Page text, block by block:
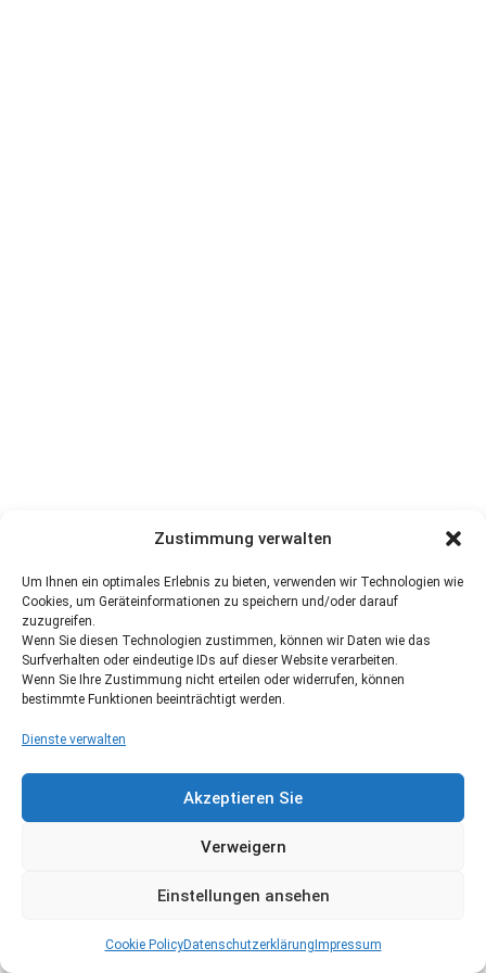
Zustimmung verwalten
Um Ihnen ein optimales Erlebnis zu bieten, verwenden wir Technologien wie
Cookies, um Geräteinformationen zu speichern und/oder darauf
zuzugreifen.
Wenn Sie diesen Technologien zustimmen, können wir Daten wie das
Surfverhalten oder eindeutige IDs auf dieser Website verarbeiten.
Wenn Sie Ihre Zustimmung nicht erteilen oder widerrufen, können
bestimmte Funktionen beeinträchtigt werden.
Dienste verwalten
Akzeptieren Sie
Verweigern
Einstellungen ansehen
Cookie PolicyDatenschutzerklärung Impressum